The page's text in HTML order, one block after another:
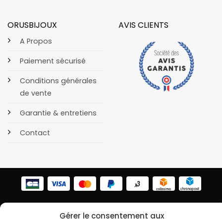
Gérer le consentement aux
ORUSBIJOUX
A Propos
Paiement sécurisé
Conditions générales
de vente
Garantie & entretiens
Contact
AVIS CLIENTS